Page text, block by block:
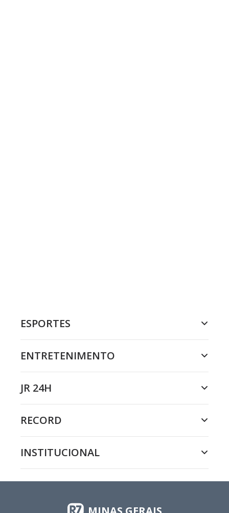
ESPORTES
ENTRETENIMENTO
JR 24H
RECORD
INSTITUCIONAL